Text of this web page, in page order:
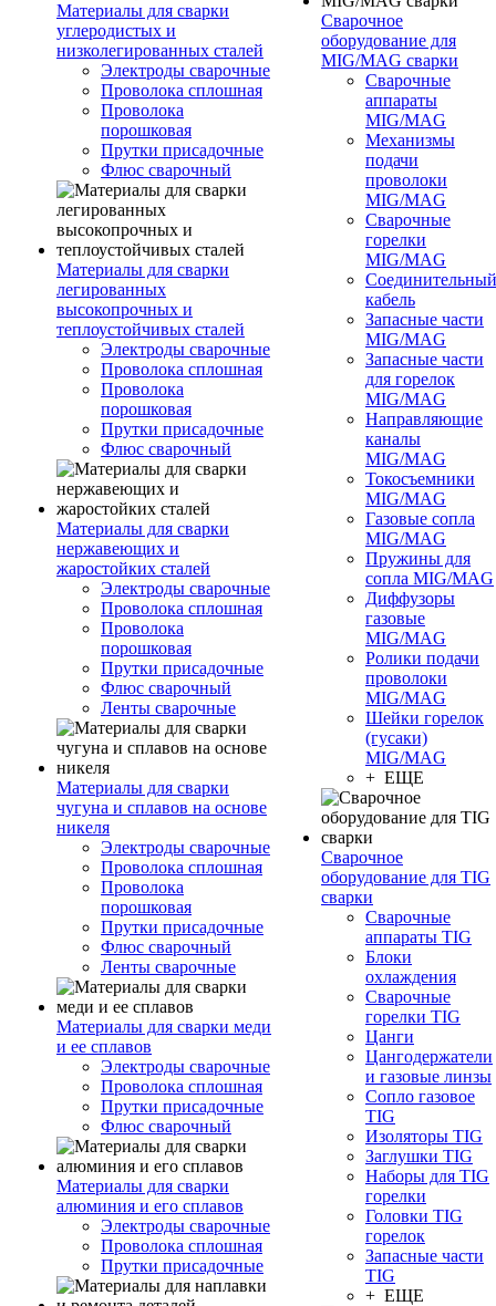
Материалы для сварки
углеродистых и
низколегированных сталей
Электроды сварочные
Проволока сплошная
Проволока
порошковая
Прутки присадочные
Флюс сварочный
Материалы для сварки
легированных
высокопрочных и
теплоустойчивых сталей
Электроды сварочные
Проволока сплошная
Проволока
порошковая
Прутки присадочные
Флюс сварочный
Материалы для сварки
нержавеющих и
жаростойких сталей
Электроды сварочные
Проволока сплошная
Проволока
порошковая
Прутки присадочные
Флюс сварочный
Ленты сварочные
Материалы для сварки
чугуна и сплавов на основе
никеля
Электроды сварочные
Проволока сплошная
Проволока
порошковая
Прутки присадочные
Флюс сварочный
Ленты сварочные
Материалы для сварки меди
и ее сплавов
Электроды сварочные
Проволока сплошная
Прутки присадочные
Флюс сварочный
Материалы для сварки
алюминия и его сплавов
Электроды сварочные
Проволока сплошная
Прутки присадочные
Сварочное
оборудование для
MIG/MAG сварки
Сварочные
аппараты
MIG/MAG
Механизмы
подачи
проволоки
MIG/MAG
Сварочные
горелки
MIG/MAG
Соединительный
кабель
Запасные части
MIG/MAG
Запасные части
для горелок
MIG/MAG
Направляющие
каналы
MIG/MAG
Токосъемники
MIG/MAG
Газовые сопла
MIG/MAG
Пружины для
сопла MIG/MAG
Диффузоры
газовые
MIG/MAG
Ролики подачи
проволоки
MIG/MAG
Шейки горелок
(гусаки)
MIG/MAG
+ ЕЩЕ
Сварочное
оборудование для TIG
сварки
Сварочные
аппараты TIG
Блоки
охлаждения
Сварочные
горелки TIG
Цанги
Цангодержатели
и газовые линзы
Сопло газовое
TIG
Изоляторы TIG
Заглушки TIG
Наборы для TIG
горелки
Головки TIG
горелок
Запасные части
TIG
+ ЕЩЕ